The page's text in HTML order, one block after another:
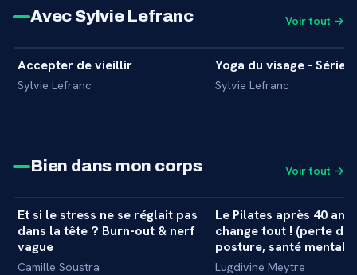
Avec Sylvie Lefranc Voir tout →
INTERVIEW
Accepter de vieillir
Sylvie Lefranc
INITIATION
Yoga du visage - Série
Sylvie Lefranc
Bien dans mon corps Voir tout →
MASTERCLASS +
34 min
Et si le stress ne se réglait pas
dans la tête ? Burn-out & nerf
vague
Camille Soustra
MASTERCLASS
Le Pilates après 40 ans
change tout ! (perte de
posture, santé
Lugdivine Meytre